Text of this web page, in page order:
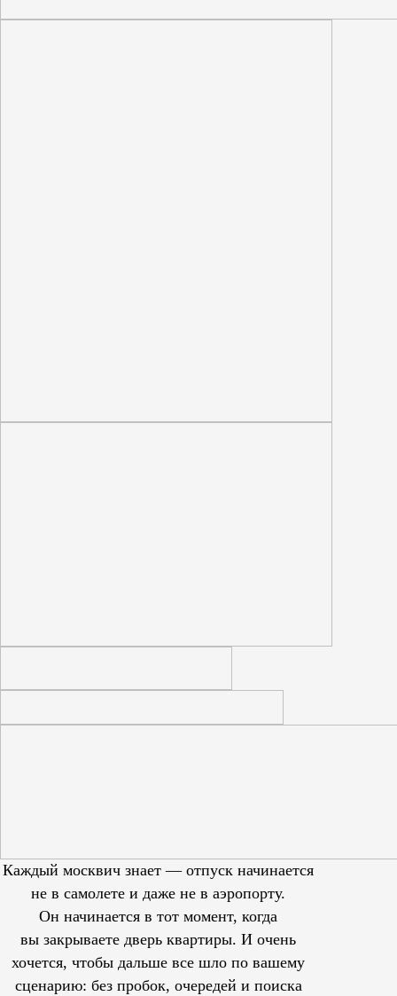
Каждый москвич знает — отпуск начинается
не в самолете и даже не в аэропорту.
Он начинается в тот момент, когда
вы закрываете дверь квартиры. И очень
хочется, чтобы дальше все шло по вашему
сценарию: без пробок, очередей и поиска